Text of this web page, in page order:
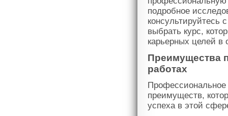
подробное
консультируйтесь
выбрать курс,
карьерных целей в
Преимущества
работах
Профессиональное
преимуществ,
успеха в этой